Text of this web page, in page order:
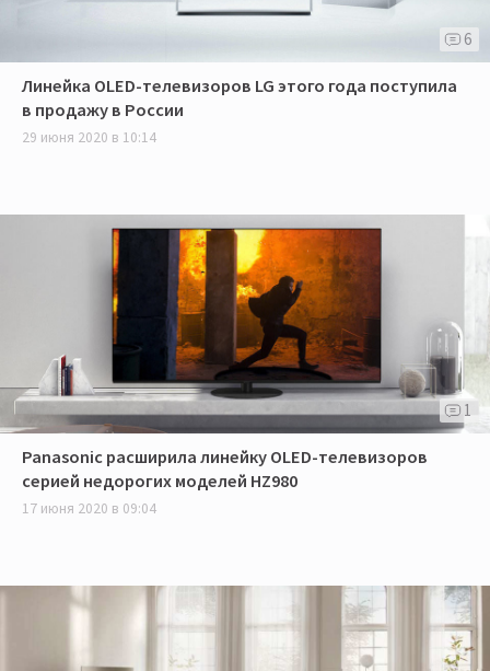
6
Линейка OLED-телевизоров LG этого года поступила
в продажу в России
29 июня 2020 в 10:14
1
Panasonic расширила линейку OLED-телевизоров
серией недорогих моделей HZ980
17 июня 2020 в 09:04